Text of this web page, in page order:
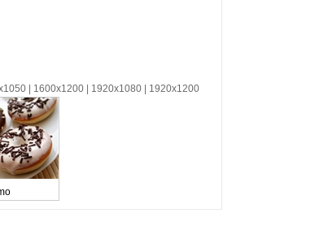
| 1600x1200 | 1920x1080 | 1920x1200